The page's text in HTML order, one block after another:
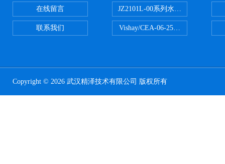
在线留言
联系我们
JZ2101L-00系列水下自由场-爆炸
Vishay/CEA-06-250US-350美国威
Copyright © 2026 武汉精泽技术有限公司 版权所有